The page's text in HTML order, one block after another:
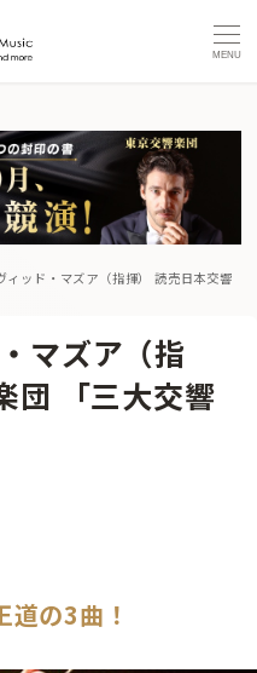
MENU
ィッド・マズア（指揮） 読売日本交響
マズア（指
団 「三大交響
の3曲！